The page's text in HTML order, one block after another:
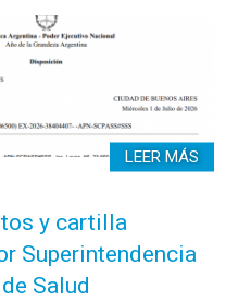
LEER MÁS
y cartilla
Superintendencia
Salud